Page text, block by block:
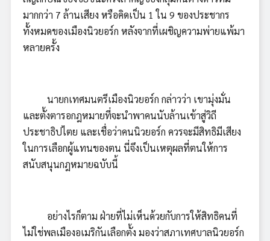
มากกว่า 7 ล้านเสียง หรือคิดเป็น 1 ใน 9 ของประชากร
ทั้งหมดของเมืองนิวยอร์ก หลังจากที่เผชิญความพ่ายแพ้มา
หลายครั้ง
นายกเทศมนตรีเมืองนิวยอร์ก กล่าวว่า เขามุ่งมั่น
และตั้งตารอกฎหมายที่จะนำพาคนนับล้านเข้าสู่วิถี
ประชาธิปไตย และเชื่อว่าคนนิวยอร์ก ควรจะมีสิทธิมีเสียง
ในการเลือกผู้แทนของตน นี่จึงเป็นเหตุผลที่ตนให้การ
สนับสนุนกฎหมายฉบับนี้
อย่างไรก็ตาม ฝ่ายที่ไม่เห็นด้วยกับการให้สิทธิคนที่
ไม่ใช่พลเมืองอเมริกันเลือกตั้ง มองว่าสภาเทศบาลนิวยอร์ก